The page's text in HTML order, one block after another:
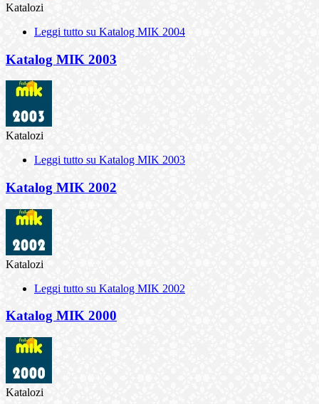
Katalozi
Leggi tutto su Katalog MIK 2004
Katalog MIK 2003
Katalozi
Leggi tutto su Katalog MIK 2003
Katalog MIK 2002
Katalozi
Leggi tutto su Katalog MIK 2002
Katalog MIK 2000
Katalozi